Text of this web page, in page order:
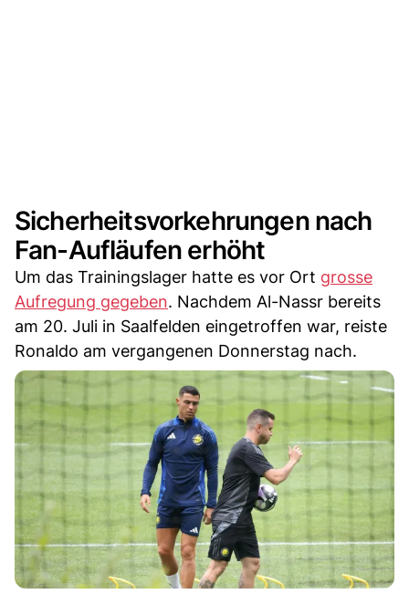
Sicherheitsvorkehrungen nach
Fan-Aufläufen erhöht
Um das Trainingslager hatte es vor Ort grosse
Aufregung gegeben. Nachdem Al-Nassr bereits
am 20. Juli in Saalfelden eingetroffen war, reiste
Ronaldo am vergangenen Donnerstag nach.